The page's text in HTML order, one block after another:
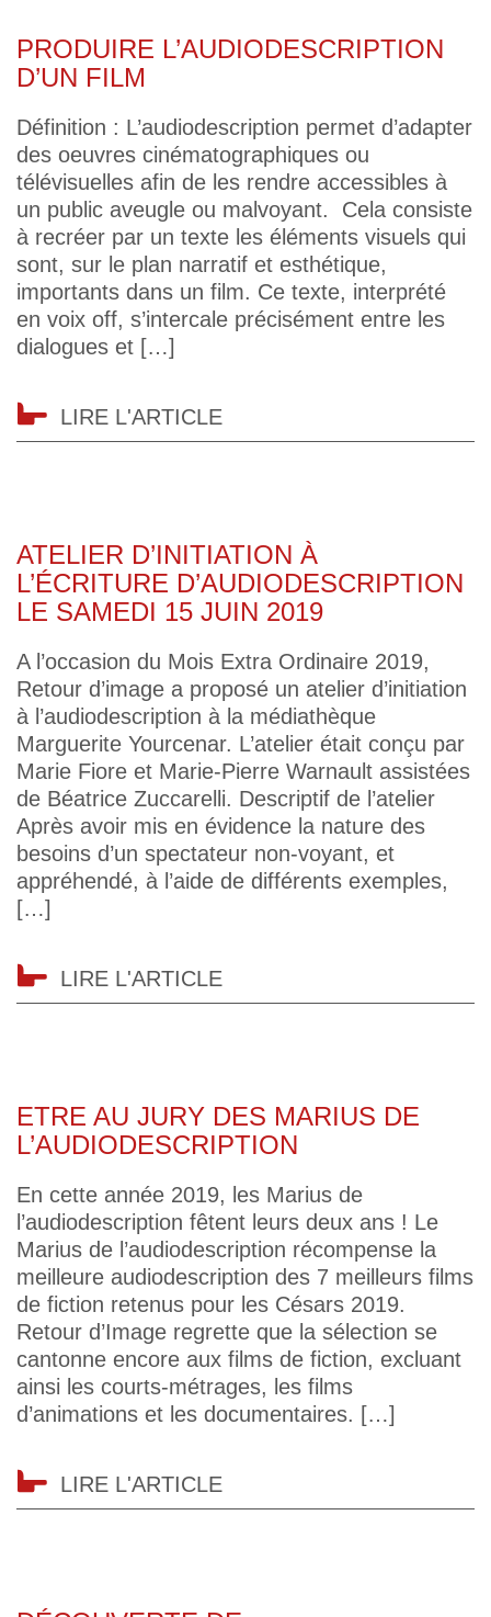
PRODUIRE L’AUDIODESCRIPTION
D’UN FILM
Définition : L’audiodescription permet d’adapter
des oeuvres cinématographiques ou
télévisuelles afin de les rendre accessibles à
un public aveugle ou malvoyant. Cela consiste
à recréer par un texte les éléments visuels qui
sont, sur le plan narratif et esthétique,
importants dans un film. Ce texte, interprété
en voix off, s’intercale précisément entre les
dialogues et […]
LIRE L'ARTICLE
ATELIER D’INITIATION À
L’ÉCRITURE D’AUDIODESCRIPTION
LE SAMEDI 15 JUIN 2019
A l’occasion du Mois Extra Ordinaire 2019,
Retour d’image a proposé un atelier d’initiation
à l’audiodescription à la médiathèque
Marguerite Yourcenar. L’atelier était conçu par
Marie Fiore et Marie-Pierre Warnault assistées
de Béatrice Zuccarelli. Descriptif de l’atelier
Après avoir mis en évidence la nature des
besoins d’un spectateur non-voyant, et
appréhendé, à l’aide de différents exemples,
[…]
LIRE L'ARTICLE
ETRE AU JURY DES MARIUS DE
L’AUDIODESCRIPTION
En cette année 2019, les Marius de
l’audiodescription fêtent leurs deux ans ! Le
Marius de l’audiodescription récompense la
meilleure audiodescription des 7 meilleurs films
de fiction retenus pour les Césars 2019.
Retour d’Image regrette que la sélection se
cantonne encore aux films de fiction, excluant
ainsi les courts-métrages, les films
d’animations et les documentaires. […]
LIRE L'ARTICLE